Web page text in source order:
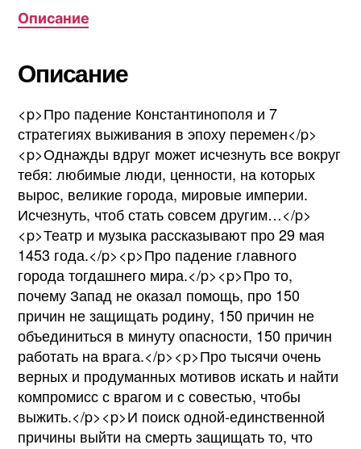
Описание
Описание
<p>Про падение Константинополя и 7
стратегиях выживания в эпоху перемен</p>
<p>Однажды вдруг может исчезнуть все вокруг
тебя: любимые люди, ценности, на которых
вырос, великие города, мировые империи.
Исчезнуть, чтоб стать совсем другим…</p>
<p>Театр и музыка рассказывают про 29 мая
1453 года.</p><p>Про падение главного
города тогдашнего мира.</p><p>Про то,
почему Запад не оказал помощь, про 150
причин не защищать родину, 150 причин не
объединиться в минуту опасности, 150 причин
работать на врага.</p><p>Про тысячи очень
верных и продуманных мотивов искать и найти
компромисс с врагом и с совестью, чтобы
выжить.</p><p>И поиск одной-единственной
причины выйти на смерть защищать то, что